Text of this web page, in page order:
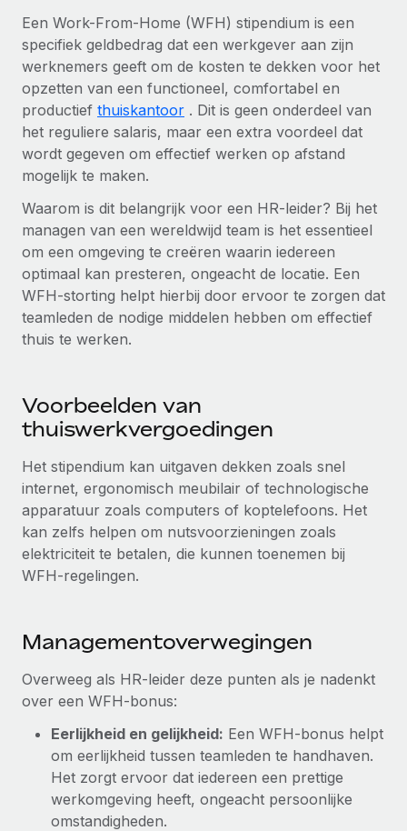
PEO
Ingewikkelde HR-taken eenvoudig uitbesteden
INFRASTRUCTUUR
Remote Embedded
HR naadloos in workflows integreren
Platform
Ingebouwde essentiële HR-functies voor je team
Verbinden Nieuw
AI-tools koppelen aan Remote met onze MCP
Integraties
DIENSTEN
Krijg hulp van global HR- en juridische experts
Achtergrondonderzoek
Vereenvoudig het screeningsproces van
kandidaten
Apparaatbeheer
Lever en track wereldwijd IT-middelen
Stel snel compliant entiteiten op
Mobiliteit en overplaatsing
Plaats werknemers moeiteloos over
GROEIFASE
Flexibele global HR en payroll solutions voor groeiende
bedrijven
Mid-market
Teams uitbreiden met HR solutions op maat
Global HR voor grote bedrijven
WERK MET ONS SAMEN
Strategische technologiepartners
Ontdek hoe je met ons kunt samenwerken
Integraties en advies over AI-automatiseringen
CASESTUDY'S
Betalingscalculator voor zzp'ers
Ontdek valuta-opties en betaalsnelheden voor
internationale zzp'ers
LEREN MET REMOTE
Onderzoek en gidsen
Casestudy's
Checklists en templates
Bibliotheek met functiebeschrijvingen
Webinars
Newsroom
Inzicht in salaris en talent
Inzichtencentrum
Support
Alle bronnen bekijken
Global Payroll
EOR en PEO
Belastingen
Naar de blog
Nederlands
Français
Deutsch
Español
Italiano
Português (Portugal)
日本語
한국어
Inloggen
Een Work-From-Home (WFH) stipendium is een
specifiek geldbedrag dat een werkgever aan zijn
werknemers geeft om de kosten te dekken voor het
opzetten van een functioneel, comfortabel en
productief thuiskantoor . Dit is geen onderdeel van
het reguliere salaris, maar een extra voordeel dat
wordt gegeven om effectief werken op afstand
mogelijk te maken.
Waarom is dit belangrijk voor een HR-leider? Bij het
managen van een wereldwijd team is het essentieel
om een omgeving te creëren waarin iedereen
optimaal kan presteren, ongeacht de locatie. Een
WFH-storting helpt hierbij door ervoor te zorgen dat
teamleden de nodige middelen hebben om effectief
thuis te werken.
Voorbeelden van
thuiswerkvergoedingen
Het stipendium kan uitgaven dekken zoals snel
internet, ergonomisch meubilair of technologische
apparatuur zoals computers of koptelefoons. Het
kan zelfs helpen om nutsvoorzieningen zoals
elektriciteit te betalen, die kunnen toenemen bij
WFH-regelingen.
Managementoverwegingen
Overweeg als HR-leider deze punten als je nadenkt
over een WFH-bonus:
Eerlijkheid en gelijkheid: Een WFH-bonus helpt
om eerlijkheid tussen teamleden te handhaven.
Het zorgt ervoor dat iedereen een prettige
werkomgeving heeft, ongeacht persoonlijke
omstandigheden.